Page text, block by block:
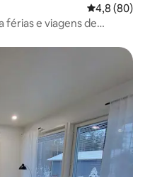
4,8 de uma
4,8 (80)
férias e viagens de
hóspedes